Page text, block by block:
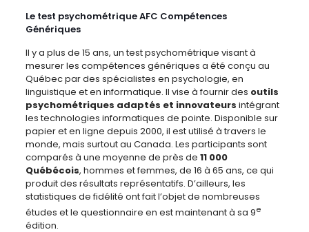
Le test psychométrique AFC Compétences
Génériques
Il y a plus de 15 ans, un test psychométrique visant à
mesurer les compétences génériques a été conçu au
Québec par des spécialistes en psychologie, en
linguistique et en informatique. Il vise à fournir des outils
psychométriques adaptés et innovateurs intégrant
les technologies informatiques de pointe. Disponible sur
papier et en ligne depuis 2000, il est utilisé à travers le
monde, mais surtout au Canada. Les participants sont
comparés à une moyenne de près de 11 000
Québécois, hommes et femmes, de 16 à 65 ans, ce qui
produit des résultats représentatifs. D’ailleurs, les
statistiques de fidélité ont fait l’objet de nombreuses
études et le questionnaire en est maintenant à sa 9e
édition.